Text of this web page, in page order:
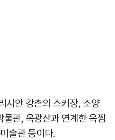
시안 강촌의 스키장, 소양
관, 옥광산과 연계한 옥찜
술관 등이다.